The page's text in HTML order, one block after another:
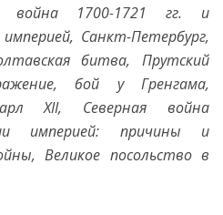
война 1700-1721 гг. и
Санкт-Петербург,
битва, Прутский
бой у Гренгама,
XII, Северная война
империей: причины и
Великое посольство в